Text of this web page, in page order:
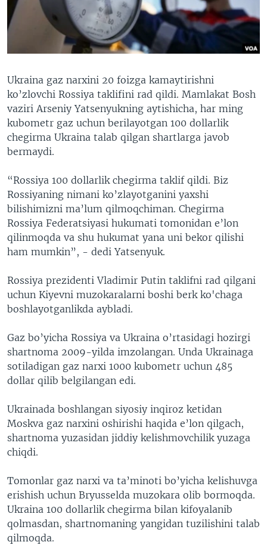
VIDEO
XABARLAR SURATLARDA
ODNOKLASSNIKI
TELEGRAM
TWITTER
SOUNDCLOUD
VOA
Ukraina gaz narxini 20 foizga kamaytirishni
ko’zlovchi Rossiya taklifini rad qildi. Mamlakat Bosh
vaziri Arseniy Yatsenyukning aytishicha, har ming
kubometr gaz uchun berilayotgan 100 dollarlik
chegirma Ukraina talab qilgan shartlarga javob
bermaydi.
“Rossiya 100 dollarlik chegirma taklif qildi. Biz
Rossiyaning nimani ko’zlayotganini yaxshi
bilishimizni ma’lum qilmoqchiman. Chegirma
Rossiya Federatsiyasi hukumati tomonidan e’lon
qilinmoqda va shu hukumat yana uni bekor qilishi
ham mumkin”, - dedi Yatsenyuk.
Rossiya prezidenti Vladimir Putin taklifni rad qilgani
uchun Kiyevni muzokaralarni boshi berk ko'chaga
boshlayotganlikda aybladi.
Gaz bo’yicha Rossiya va Ukraina o’rtasidagi hozirgi
shartnoma 2009-yilda imzolangan. Unda Ukrainaga
sotiladigan gaz narxi 1000 kubometr uchun 485
dollar qilib belgilangan edi.
Ukrainada boshlangan siyosiy inqiroz ketidan
Moskva gaz narxini oshirishi haqida e’lon qilgach,
shartnoma yuzasidan jiddiy kelishmovchilik yuzaga
chiqdi.
Tomonlar gaz narxi va ta’minoti bo’yicha kelishuvga
erishish uchun Bryusselda muzokara olib bormoqda.
Ukraina 100 dollarlik chegirma bilan kifoyalanib
qolmasdan, shartnomaning yangidan tuzilishini talab
qilmoqda.